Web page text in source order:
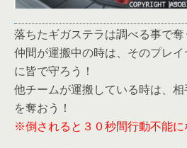
落ちたギガステラは調べる事で奪
仲間が運搬中の時は、そのプレ
に皆で守ろう！
他チームが運搬している時は、
を奪おう！
※倒されると３０秒間行動不能に